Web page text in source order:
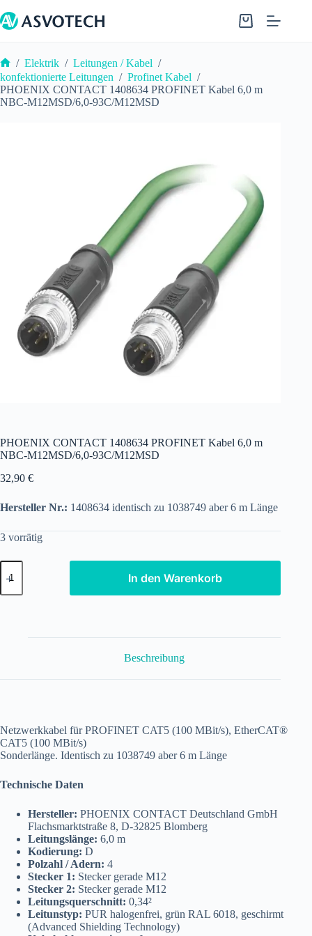
Inhalt
springen
Warenkorb
Start
/ Elektrik / Leitungen / Kabel /
konfektionierte Leitungen / Profinet Kabel /
PHOENIX CONTACT 1408634 PROFINET Kabel 6,0 m
NBC-M12MSD/6,0-93C/M12MSD
PHOENIX CONTACT 1408634 PROFINET Kabel 6,0 m
NBC-M12MSD/6,0-93C/M12MSD
32,90 €
Hersteller Nr.: 1408634 identisch zu 1038749 aber 6 m Länge
3 vorrätig
PHOENIX
CONTACT
In den Warenkorb
Beschreibung
Netzwerkkabel für PROFINET CAT5 (100 MBit/s), EtherCAT®
CAT5 (100 MBit/s)
Sonderlänge. Identisch zu 1038749 aber 6 m Länge
Technische Daten
Hersteller: PHOENIX CONTACT Deutschland GmbH
Flachsmarktstraße 8, D-32825 Blomberg
Leitungslänge: 6,0 m
Kodierung: D
Polzahl / Adern: 4
Stecker 1: Stecker gerade M12
Stecker 2: Stecker gerade M12
Leitungsquerschnitt: 0,34²
Leitunstyp: PUR halogenfrei, grün RAL 6018, geschirmt
(Advanced Shielding Technology)